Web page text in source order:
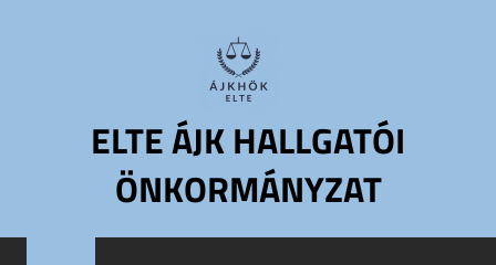
ELTE ÁJK HALLGATÓI
ÖNKORMÁNYZAT